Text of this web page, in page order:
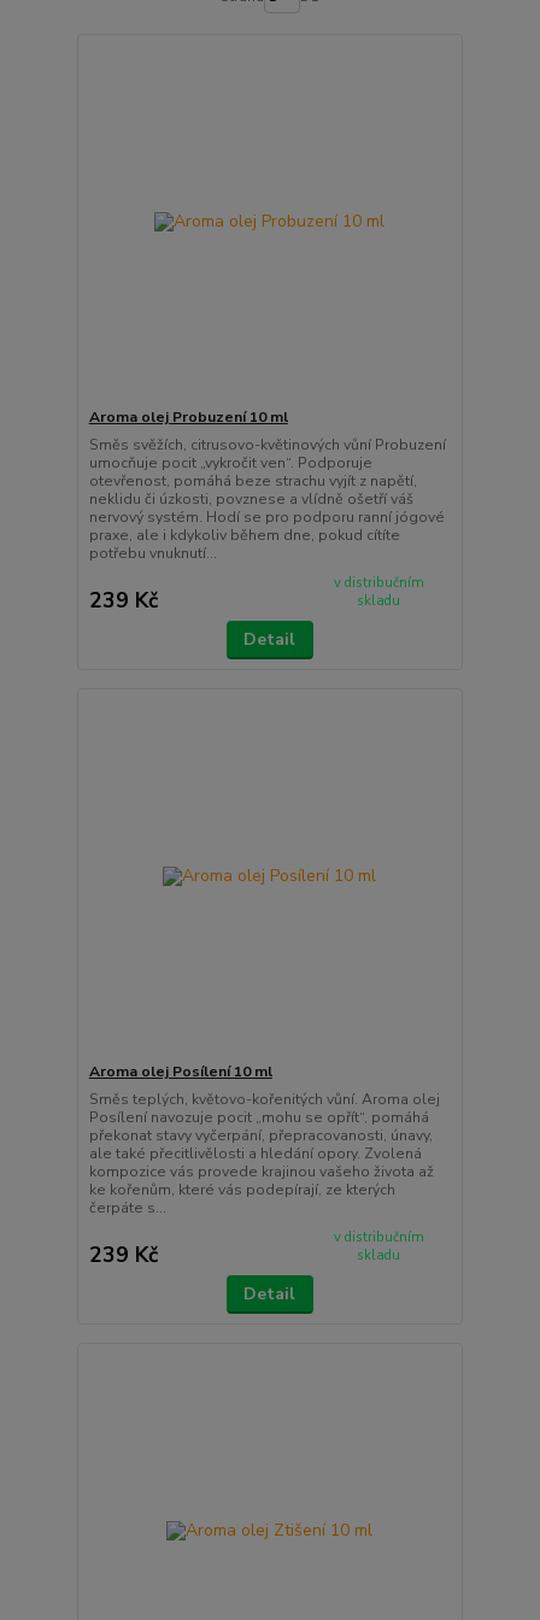
Aroma olej Probuzení 10 ml
Směs svěžích, citrusovo-květinových vůní Probuzení
umocňuje pocit „vykročit ven“. Podporuje
otevřenost, pomáhá beze strachu vyjít z napětí,
neklidu či úzkosti, povznese a vlídně ošetří váš
nervový systém. Hodí se pro podporu ranní jógové
praxe, ale i kdykoliv během dne, pokud cítíte
potřebu vnuknutí...
239 Kč
v distribučním
skladu
Detail
Aroma olej Posílení 10 ml
Směs teplých, květovo-kořenitých vůní. Aroma olej
Posílení navozuje pocit „mohu se opřít“, pomáhá
překonat stavy vyčerpání, přepracovanosti, únavy,
ale také přecitlivělosti a hledání opory. Zvolená
kompozice vás provede krajinou vašeho života až
ke kořenům, které vás podepírají, ze kterých
čerpáte s...
239 Kč
v distribučním
skladu
Detail